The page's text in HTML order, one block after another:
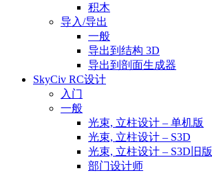
积木
导入/导出
一般
导出到结构 3D
导出到剖面生成器
SkyCiv RC设计
入门
一般
光束, 立柱设计 – 单机版
光束, 立柱设计 – S3D
光束, 立柱设计 – S3D旧版
部门设计师